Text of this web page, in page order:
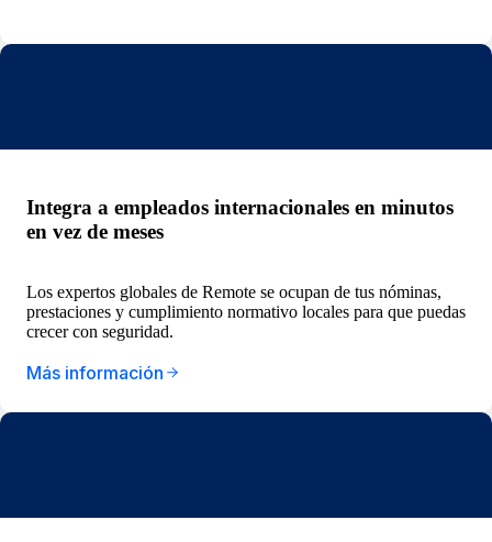
Integra a empleados internacionales en minutos
en vez de meses
Los expertos globales de Remote se ocupan de tus nóminas,
prestaciones y cumplimiento normativo locales para que puedas
crecer con seguridad.
Más información